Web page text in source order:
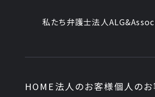
私たち弁護士法人
HOME法人のお客様個人の